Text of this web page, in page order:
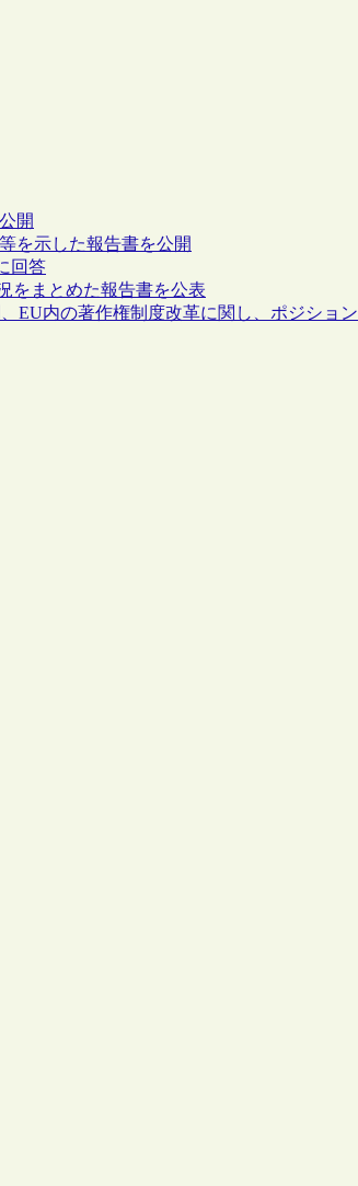
開
を示した報告書を公開
回答
をまとめた報告書を公表
EU内の著作権制度改革に関し、ポジション